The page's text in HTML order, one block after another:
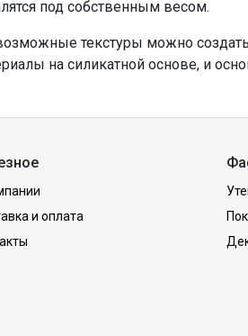
под собственным весом.
текстуры можно
на силикатной основе, и
и оплата